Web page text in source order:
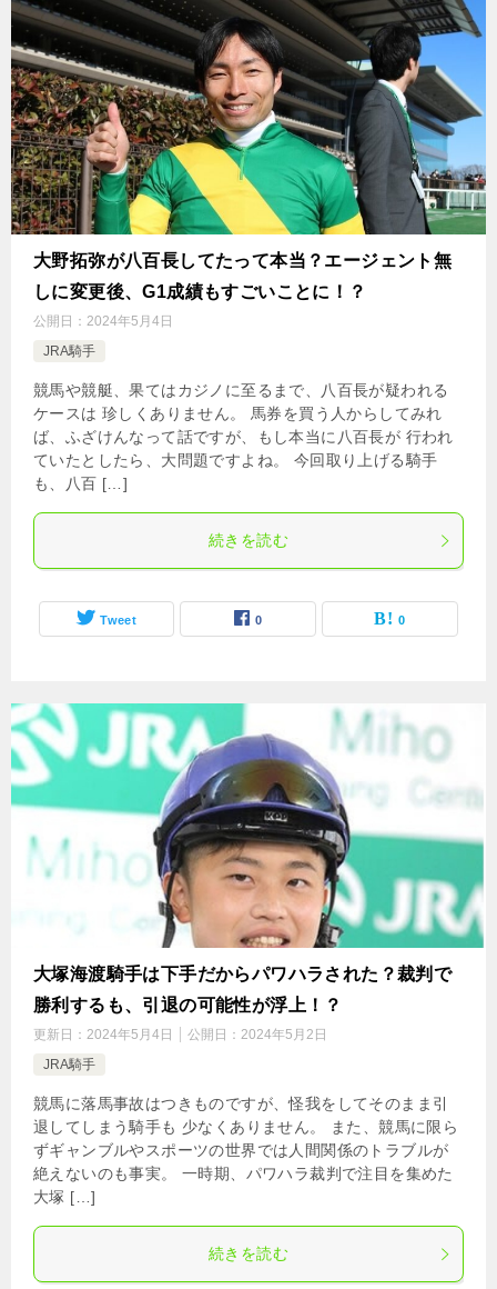
大野拓弥が八百長してたって本当？エージェント無
しに変更後、G1成績もすごいことに！？
公開日： 2024年5月4日
JRA騎手
競馬や競艇、果てはカジノに至るまで、八百長が疑われる
ケースは 珍しくありません。 馬券を買う人からしてみれ
ば、ふざけんなって話ですが、もし本当に八百長が 行われ
ていたとしたら、大問題ですよね。 今回取り上げる騎手
も、八百 […]
続きを読む
Tweet 0 0
大塚海渡騎手は下手だからパワハラされた？裁判で
勝利するも、引退の可能性が浮上！？
更新日： 2024年5月4日 公開日： 2024年5月2日
JRA騎手
競馬に落馬事故はつきものですが、怪我をしてそのまま引
退してしまう騎手も 少なくありません。 また、競馬に限ら
ずギャンブルやスポーツの世界では人間関係のトラブルが
絶えないのも事実。 一時期、パワハラ裁判で注目を集めた
大塚 […]
続きを読む